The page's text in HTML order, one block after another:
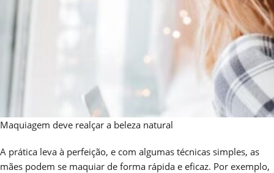
Maquiagem deve realçar a beleza natural
A prática leva à perfeição, e com algumas técnicas simples, as
mães podem se maquiar de forma rápida e eficaz. Por exemplo,